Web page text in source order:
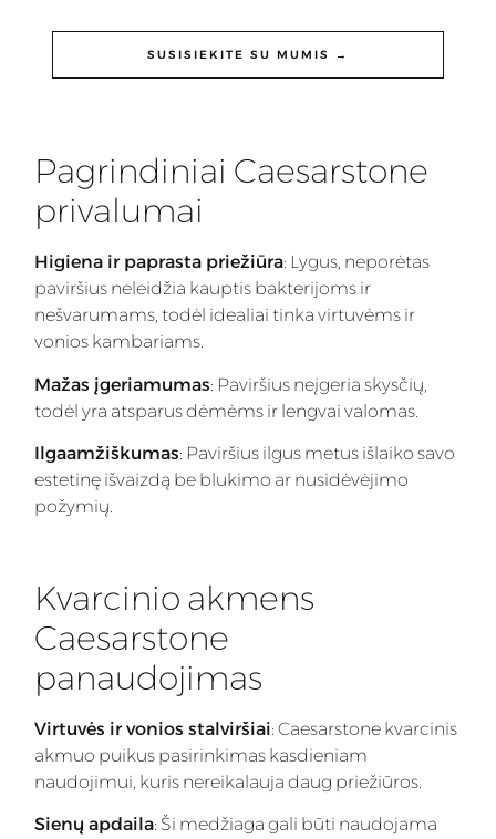
SUSISIEKITE SU MUMIS →
Pagrindiniai Caesarstone
privalumai
Higiena ir paprasta priežiūra: Lygus, neporėtas
paviršius neleidžia kauptis bakterijoms ir
nešvarumams, todėl idealiai tinka virtuvėms ir
vonios kambariams.
Mažas įgeriamumas: Paviršius neįgeria skysčių,
todėl yra atsparus dėmėms ir lengvai valomas.
Ilgaamžiškumas: Paviršius ilgus metus išlaiko savo
estetinę išvaizdą be blukimo ar nusidėvėjimo
požymių.
Kvarcinio akmens
Caesarstone
panaudojimas
Virtuvės ir vonios stalviršiai: Caesarstone kvarcinis
akmuo puikus pasirinkimas kasdieniam
naudojimui, kuris nereikalauja daug priežiūros.
Sienų apdaila: Ši medžiaga gali būti naudojama